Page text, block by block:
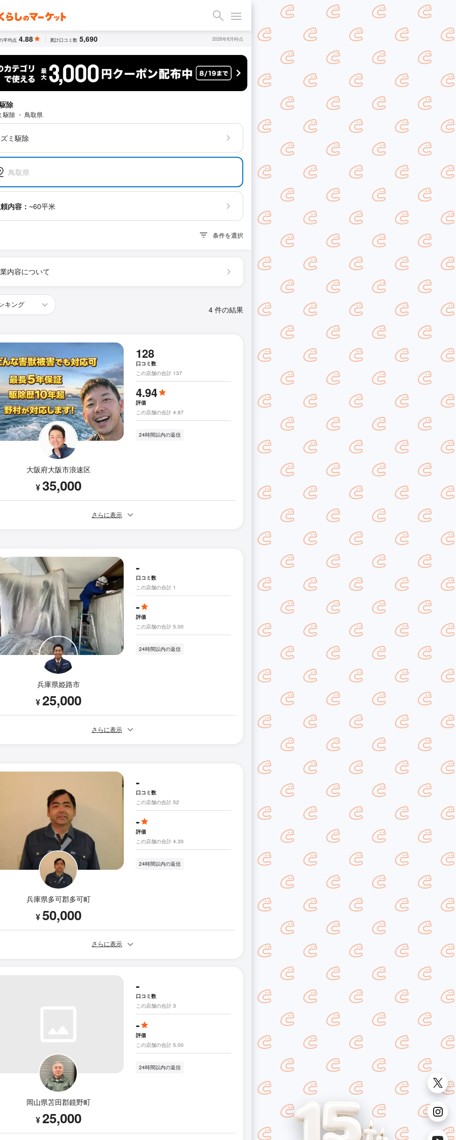
平均点 4.88 累計口コミ数 5,690 2026年8月時点
除
駆除 ・ 鳥取県
ミ駆除
鳥取県
内容： ~60平米
条件を選択
内容について
4 件の結果
大阪府大阪市浪速区
¥35,000
128
口コミ数
この店舗の合計 137
4.94
評価
この店舗の合計 4.97
24時間以内の返信
さらに表示
兵庫県姫路市
¥25,000
-
口コミ数
この店舗の合計 1
-
評価
この店舗の合計 5.00
24時間以内の返信
さらに表示
兵庫県多可郡多可町
¥50,000
-
口コミ数
この店舗の合計 52
-
評価
この店舗の合計 4.30
24時間以内の返信
さらに表示
岡山県苫田郡鏡野町
¥25,000
-
口コミ数
この店舗の合計 3
-
評価
この店舗の合計 5.00
24時間以内の返信